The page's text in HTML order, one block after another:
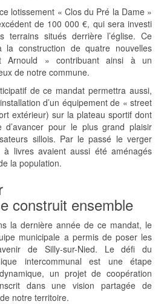
lotissement « Clos du Pré la Dame »
de 100 000 €, qui sera investi
terrains situés derrière l’église. Ce
construction de quatre nouvelles
Arnould » contribuant ainsi à un
de notre commune.
de ce mandat permettra aussi,
d’un équipement de « street
extérieur) sur la plateau sportif dont
d’avancer pour le plus grand plaisir
sillois. Par le passé le verger
livres avaient aussi été aménagés
la population.
construit ensemble
la dernière année de ce mandat, le
municipale a permis de poser les
de Silly-sur-Nied. Le défi du
intercommunal est une étape
un projet de coopération
dans une vision partagée de
notre territoire.